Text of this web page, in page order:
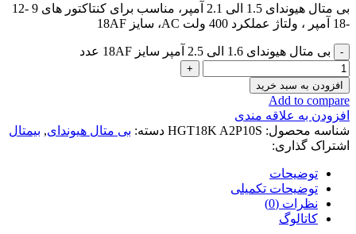
بی متال هیوندای 1.5 الی 2.1 آمپر، مناسب برای کنتاکتور های 9 -12
-18 آمپر ، ولتاژ عملکرد 400 ولت AC، سایز 18AF
بی متال هیوندای 1.6 الی 2.5 آمپر سایز 18AF عدد
افزودن به سبد خرید
Add to compare
افزودن به علاقه مندی
شناسه محصول: HGT18K A2P10S دسته: بی متال هیوندای, بیمتال
اشتراک گذاری:
توضیحات
توضیحات تکمیلی
نظرات (0)
کاتالوگ